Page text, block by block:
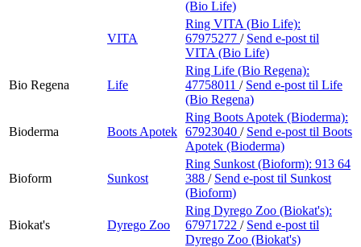
(Bio Life)
VITA
Ring VITA (Bio Life):
67975277 / Send e-post til
VITA (Bio Life)
Bio Regena Life
Ring Life (Bio Regena):
47758011 / Send e-post til Life
(Bio Regena)
Bioderma Boots Apotek
Ring Boots Apotek (Bioderma):
67923040 / Send e-post til Boots
Apotek (Bioderma)
Bioform Sunkost
Ring Sunkost (Bioform): 913 64
388 / Send e-post til Sunkost
(Bioform)
Biokat's Dyrego Zoo
Ring Dyrego Zoo (Biokat's):
67971722 / Send e-post til
Dyrego Zoo (Biokat's)